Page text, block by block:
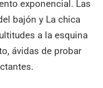
exponencial. Las
bajón y La chica
a la esquina
ávidas de probar